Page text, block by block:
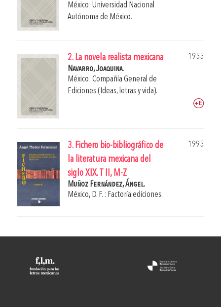
México: Universidad Nacional
Autónoma de México.
2. La novela realista mexicana
1955
Navarro, Joaquina.
México: Compañía General de
Ediciones (Ideas, letras y vida).
3. Fichero bio-bibliográfico de
la literatura mexicana del
siglo XIX. T II, M-Z
1995
Muñoz Fernández, Ángel.
México, D. F. : Factoría ediciones.